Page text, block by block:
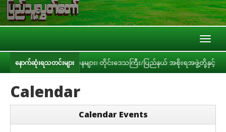
နောက်ဆုံးရသတင်းများ
များ၊ ဝန်ကြီးဌာနများ၊ တိုင်းဒေသကြီး/ပြည်နယ် အစိုးရအဖွဲ့တို့နှင့် လုပ်ငန်
Calendar
Calendar Events